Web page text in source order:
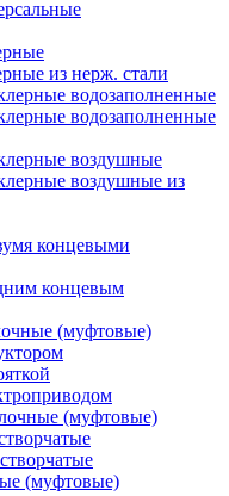
из нерж. стали
водозаполненные
водозаполненные
воздушные
воздушные из
концевыми
концевым
(муфтовые)
(муфтовые)
(муфтовые)